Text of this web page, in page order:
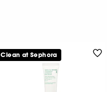
Clean at Sephora